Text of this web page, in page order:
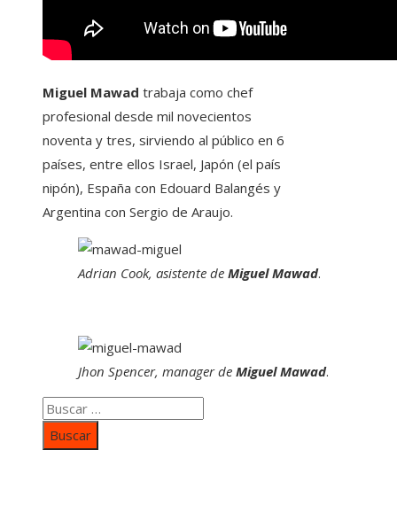
Miguel Mawad trabaja como chef
profesional desde mil novecientos
noventa y tres, sirviendo al público en 6
países, entre ellos Israel, Japón (el país
nipón), España con Edouard Balangés y
Argentina con Sergio de Araujo.
Adrian Cook, asistente de Miguel Mawad.
Jhon Spencer, manager de Miguel Mawad.
Buscar: